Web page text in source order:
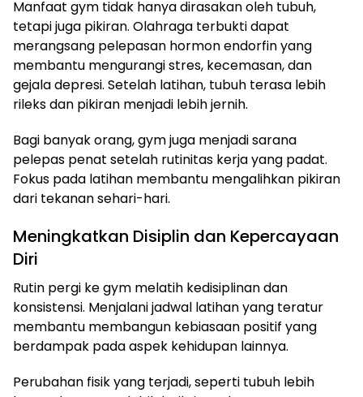
Manfaat gym tidak hanya dirasakan oleh tubuh,
tetapi juga pikiran. Olahraga terbukti dapat
merangsang pelepasan hormon endorfin yang
membantu mengurangi stres, kecemasan, dan
gejala depresi. Setelah latihan, tubuh terasa lebih
rileks dan pikiran menjadi lebih jernih.
Bagi banyak orang, gym juga menjadi sarana
pelepas penat setelah rutinitas kerja yang padat.
Fokus pada latihan membantu mengalihkan pikiran
dari tekanan sehari-hari.
Meningkatkan Disiplin dan Kepercayaan
Diri
Rutin pergi ke gym melatih kedisiplinan dan
konsistensi. Menjalani jadwal latihan yang teratur
membantu membangun kebiasaan positif yang
berdampak pada aspek kehidupan lainnya.
Perubahan fisik yang terjadi, seperti tubuh lebih